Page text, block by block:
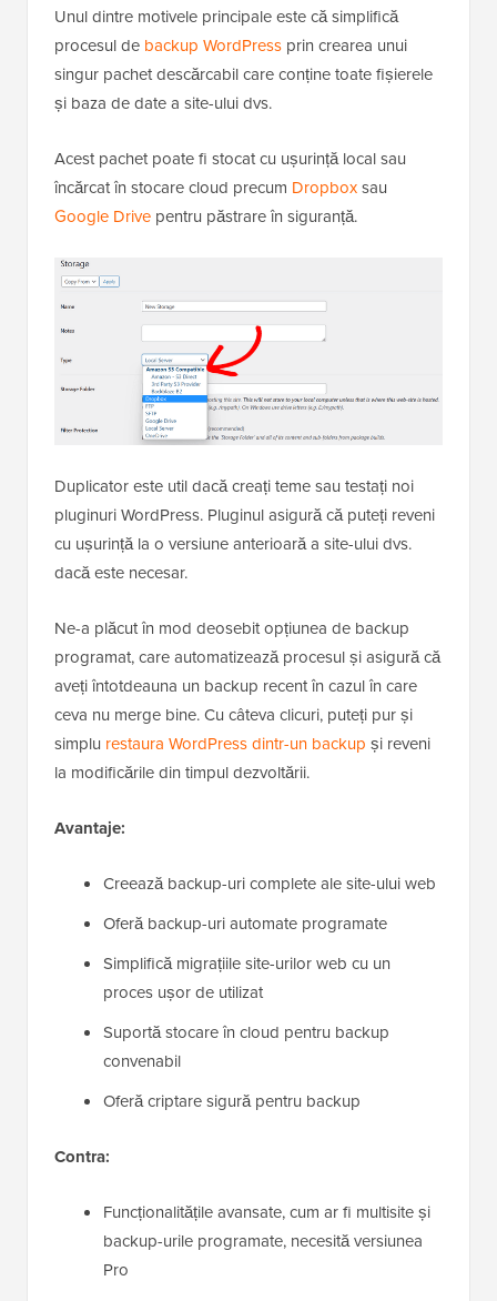
Unul dintre motivele principale este că simplifică
procesul de backup WordPress prin crearea unui
singur pachet descărcabil care conține toate fișierele
și baza de date a site-ului dvs.
Acest pachet poate fi stocat cu ușurință local sau
încărcat în stocare cloud precum Dropboxsau
Google Drive pentru păstrare în siguranță.
Duplicator este util dacă creați teme sau testați noi
pluginuri WordPress. Pluginul asigură că puteți reveni
cu ușurință la o versiune anterioară a site-ului dvs.
dacă este necesar.
Ne-a plăcut în mod deosebit opțiunea de backup
programat, care automatizează procesul și asigură că
aveți întotdeauna un backup recent în cazul în care
ceva nu merge bine. Cu câteva clicuri, puteți pur și
simplu restaura WordPress dintr-un backup și reveni
la modificările din timpul dezvoltării.
Avantaje:
Creează backup-uri complete ale site-ului web
Oferă backup-uri automate programate
Simplifică migrațiile site-urilor web cu un
proces ușor de utilizat
Suportă stocare în cloud pentru backup
convenabil
Oferă criptare sigură pentru backup
Contra:
Funcționalitățile avansate, cum ar fi multisite și
backup-urile programate, necesită versiunea
Pro